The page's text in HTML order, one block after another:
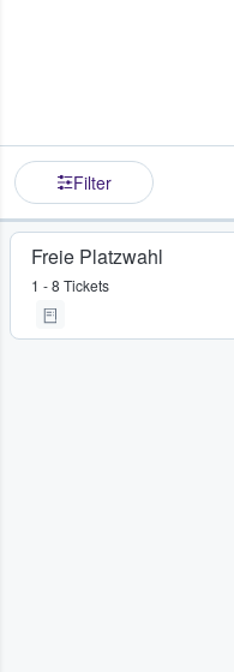
Filter
Freie Platzwahl
1 - 8 Tickets